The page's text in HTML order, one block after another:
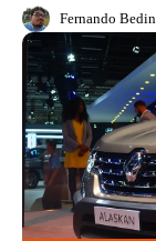
Fernando